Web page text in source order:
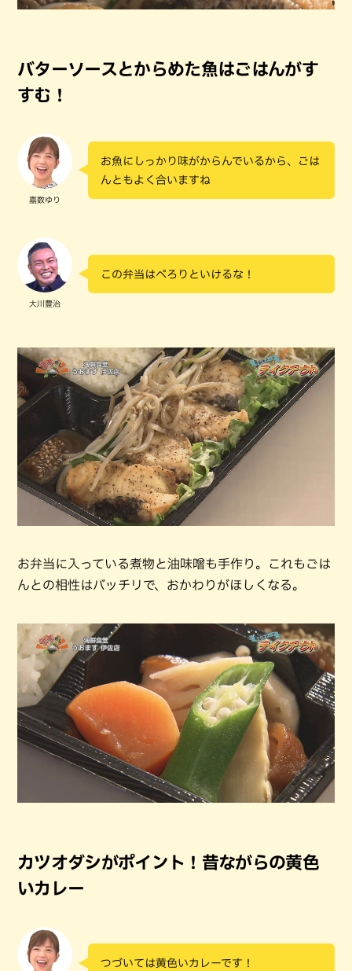
バターソースとからめた魚はごはんがす
すむ！
嘉数ゆり
お魚にしっかり味がからんでいるから、ごは
んともよく合いますね
大川豊治
この弁当はぺろりといけるな！
お弁当に入っている煮物と油味噌も手作り。これもごは
んとの相性はバッチリで、おかわりがほしくなる。
カツオダシがポイント！昔ながらの黄色
いカレー
つづいては黄色いカレーです！